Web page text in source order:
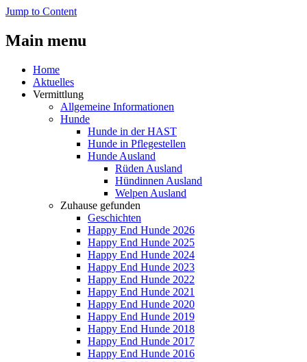
Jump to Content
Main menu
Home
Aktuelles
Vermittlung
Allgemeine Informationen
Hunde
Hunde in der HAST
Hunde in Pflegestellen
Hunde Ausland
Rüden Ausland
Hündinnen Ausland
Welpen Ausland
Zuhause gefunden
Geschichten
Happy End Hunde 2026
Happy End Hunde 2025
Happy End Hunde 2024
Happy End Hunde 2023
Happy End Hunde 2022
Happy End Hunde 2021
Happy End Hunde 2020
Happy End Hunde 2019
Happy End Hunde 2018
Happy End Hunde 2017
Happy End Hunde 2016